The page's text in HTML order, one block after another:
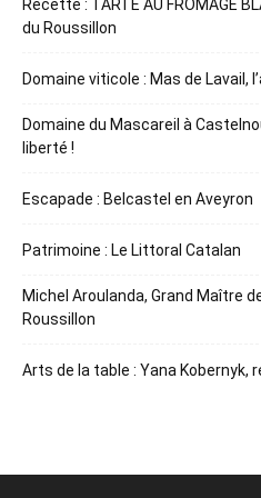
Recette : TARTE AU FROMAGE
du Roussillon
Domaine viticole : Mas de Lavail,
Domaine du Mascareil à
liberté !
Escapade : Belcastel en Aveyron
Patrimoine : Le Littoral Catalan
Michel Aroulanda, Grand Maître
Roussillon
Arts de la table : Yana Kobernyk,